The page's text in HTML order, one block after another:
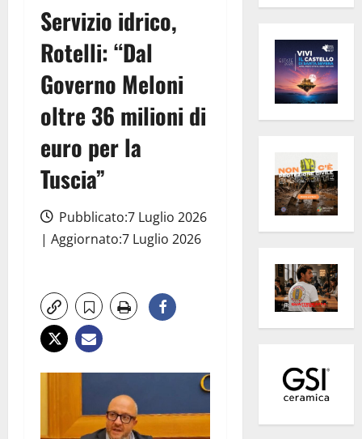
Servizio idrico,
Rotelli: “Dal
Governo Meloni
oltre 36 milioni di
euro per la
Tuscia”
Pubblicato:7 Luglio 2026
| Aggiornato:7 Luglio 2026